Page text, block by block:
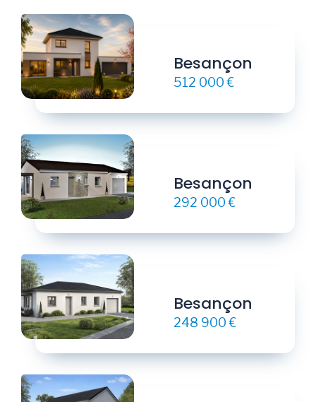
Besançon
512 000 €
Besançon
292 000 €
Besançon
248 900 €